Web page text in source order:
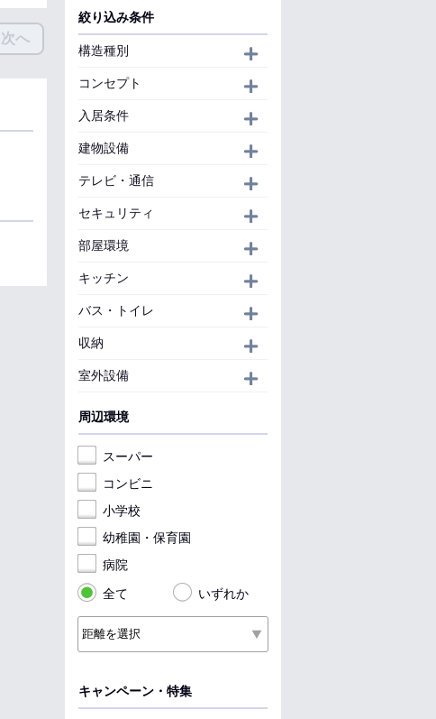
次へ
絞り込み条件
構造種別
コンセプト
入居条件
建物設備
テレビ・通信
セキュリティ
部屋環境
キッチン
バス・トイレ
収納
室外設備
周辺環境
スーパー
コンビニ
小学校
幼稚園・保育園
病院
全て
いずれか
キャンペーン・特集